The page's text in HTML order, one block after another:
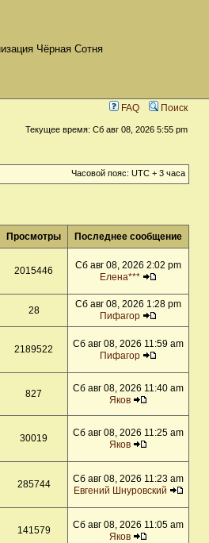
Чёрная Сотня
FAQ Поиск
Текущее время: Сб авг 08, 2026 5:55 pm
Часовой пояс: UTC + 3 часа
Просмотры Последнее сообщение
2015446
Сб авг 08, 2026 2:02 pm
Елена***
28
Сб авг 08, 2026 1:28 pm
Пифагор
2189522
Сб авг 08, 2026 11:59 am
Пифагор
827
Сб авг 08, 2026 11:40 am
Яков
30019
Сб авг 08, 2026 11:25 am
Яков
285744
Сб авг 08, 2026 11:23 am
Евгений Шнуровский
141579
Сб авг 08, 2026 11:05 am
Яков